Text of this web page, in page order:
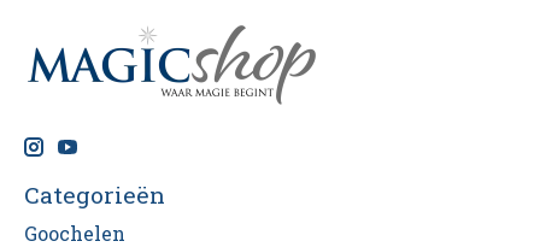
Categorieën
Goochelen